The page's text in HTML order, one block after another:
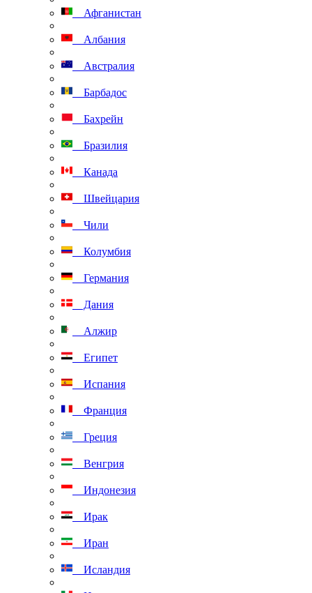
Афганистан
Албания
Австралия
Барбадос
Бахрейн
Бразилия
Канада
Швейцария
Чили
Колумбия
Германия
Дания
Алжир
Египет
Испания
Франция
Греция
Венгрия
Индонезия
Ирак
Иран
Исландия